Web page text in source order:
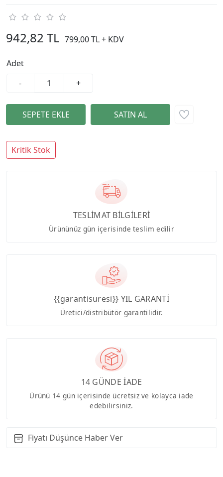
942,82 TL 799,00 TL + KDV
Adet
-
+
Kritik Stok
TESLİMAT BİLGİLERİ
Ürününüz gün içerisinde teslim edilir
{{garantisuresi}} YIL GARANTİ
Üretici/distribütör garantilidir.
14 GÜNDE İADE
Ürünü 14 gün içerisinde ücretsiz ve kolayca iade
edebilirsiniz.
Fiyatı Düşünce Haber Ver